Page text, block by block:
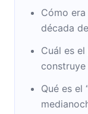
siendo
tiempo.
porteñas”
Cómo
década
Cuál es
Qué es el